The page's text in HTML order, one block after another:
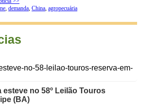
, demanda, China, agropecuária
no 58º Leilão Touros
(BA)